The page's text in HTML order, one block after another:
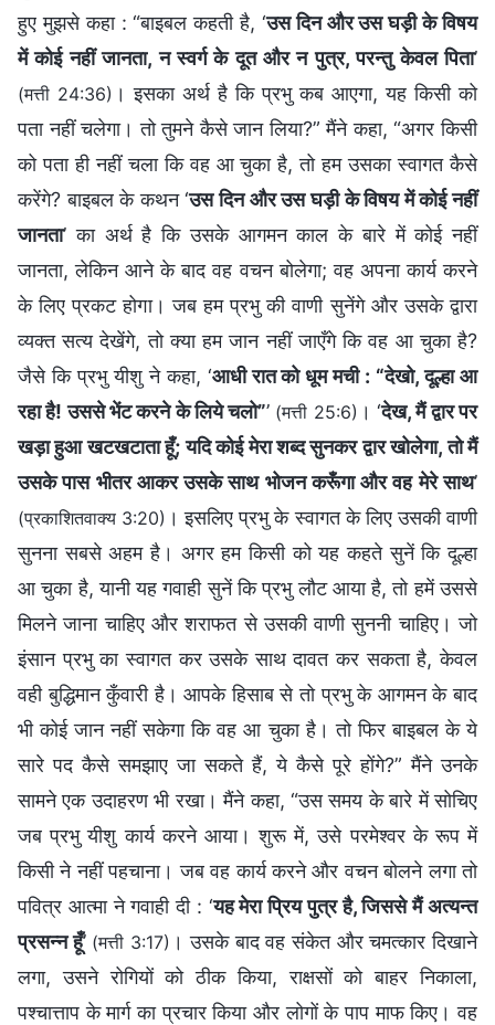
हुए मुझसे कहा : “बाइबल कहती है, ‘उस दिन और उस घड़ी के विषय
में कोई नहीं जानता, न स्वर्ग के दूत और न पुत्र, परन्तु केवल पिता’
(मत्ती 24:36) । इसका अर्थ है कि प्रभु कब आएगा, यह किसी को
पता नहीं चलेगा। तो तुमने कैसे जान लिया?” मैंने कहा, “अगर किसी
को पता ही नहीं चला कि वह आ चुका है, तो हम उसका स्वागत कैसे
करेंगे? बाइबल के कथन ‘उस दिन और उस घड़ी के विषय में कोई नहीं
जानता’ का अर्थ है कि उसके आगमन काल के बारे में कोई नहीं
जानता, लेकिन आने के बाद वह वचन बोलेगा; वह अपना कार्य करने
के लिए प्रकट होगा। जब हम प्रभु की वाणी सुनेंगे और उसके द्वारा
व्यक्त सत्य देखेंगे, तो क्या हम जान नहीं जाएँगे कि वह आ चुका है?
जैसे कि प्रभु यीशु ने कहा, ‘आधी रात को धूम मची : “देखो, दूल्हा आ
रहा है! उससे भेंट करने के लिये चलो”’ (मत्ती 25:6) । ‘देख, मैं द्वार पर
खड़ा हुआ खटखटाता हूँ; यदि कोई मेरा शब्द सुनकर द्वार खोलेगा, तो मैं
उसके पास भीतर आकर उसके साथ भोजन करूँगा और वह मेरे साथ’
(प्रकाशितवाक्य 3:20) । इसलिए प्रभु के स्वागत के लिए उसकी वाणी
सुनना सबसे अहम है। अगर हम किसी को यह कहते सुनें कि दूल्हा
आ चुका है, यानी यह गवाही सुनें कि प्रभु लौट आया है, तो हमें उससे
मिलने जाना चाहिए और शराफत से उसकी वाणी सुननी चाहिए। जो
इंसान प्रभु का स्वागत कर उसके साथ दावत कर सकता है, केवल
वही बुद्धिमान कुँवारी है। आपके हिसाब से तो प्रभु के आगमन के बाद
भी कोई जान नहीं सकेगा कि वह आ चुका है। तो फिर बाइबल के ये
सारे पद कैसे समझाए जा सकते हैं, ये कैसे पूरे होंगे?” मैंने उनके
सामने एक उदाहरण भी रखा। मैंने कहा, “उस समय के बारे में सोचिए
जब प्रभु यीशु कार्य करने आया। शुरू में, उसे परमेश्वर के रूप में
किसी ने नहीं पहचाना। जब वह कार्य करने और वचन बोलने लगा तो
पवित्र आत्मा ने गवाही दी : ‘यह मेरा प्रिय पुत्र है, जिससे मैं अत्यन्त
प्रसन्न हूँ’ (मत्ती 3:17) । उसके बाद वह संकेत और चमत्कार दिखाने
लगा, उसने रोगियों को ठीक किया, राक्षसों को बाहर निकाला,
पश्चात्ताप के मार्ग का प्रचार किया और लोगों के पाप माफ किए। वह